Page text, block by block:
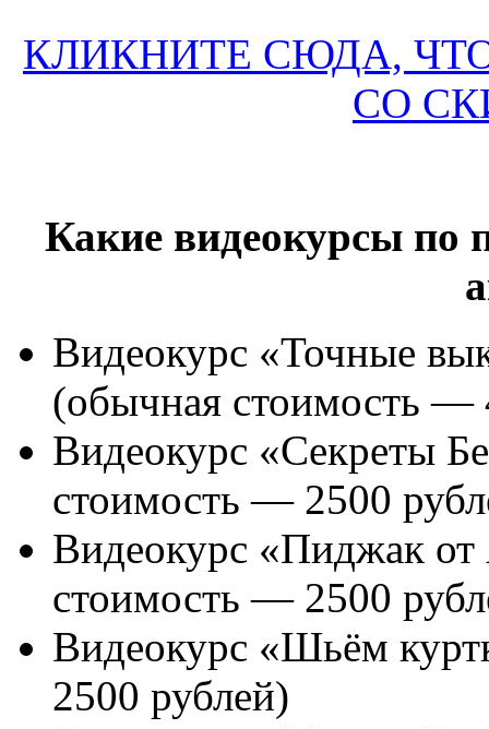
КЛИКНИТЕ СЮДА,
СО
Какие видеокурсы по
Видеокурс «Точные
(обычная стоимость —
Видеокурс «Секреты
стоимость — 2500
Видеокурс «Пиджак
стоимость — 2500
Видеокурс «Шьём
2500 рублей)